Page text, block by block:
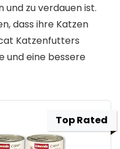
und zu verdauen ist.
dass ihre Katzen
Katzenfutters
und eine bessere
Top Rated